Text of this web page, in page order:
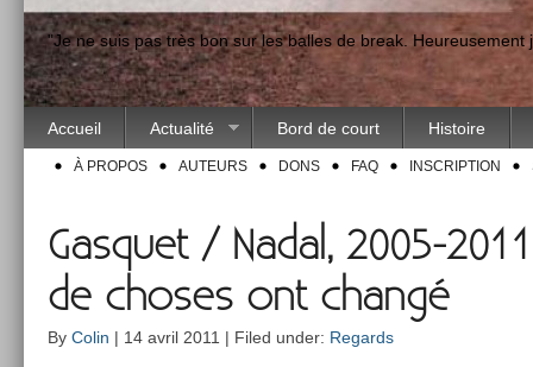
"Je ne suis pas très bon sur les balles de break.
Accueil Actualité Bord de court Histoire
À PROPOS AUTEURS DONS FAQ INSCRIPTION
Gasquet / Nadal, 2005-
de choses ont changé
By Colin | 14 avril 2011 | Filed under: Regards